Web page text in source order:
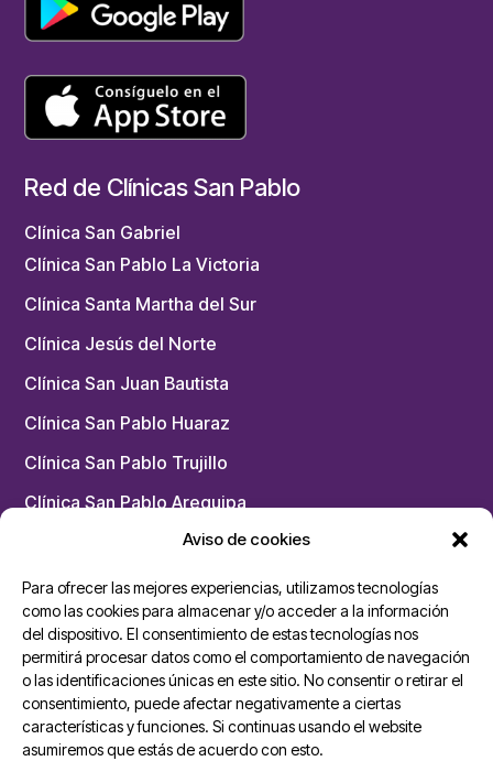
Aviso de cookies
Para ofrecer las mejores experiencias, utilizamos tecnologías
como las cookies para almacenar y/o acceder a la información
del dispositivo. El consentimiento de estas tecnologías nos
permitirá procesar datos como el comportamiento de navegación
o las identificaciones únicas en este sitio. No consentir o retirar el
consentimiento, puede afectar negativamente a ciertas
características y funciones. Si continuas usando el website
asumiremos que estás de acuerdo con esto.
Red de Clínicas San Pablo
Clínica San Gabriel
Clínica San Pablo La Victoria
Clínica Santa Martha del Sur
Clínica Jesús del Norte
Clínica San Juan Bautista
Clínica San Pablo Huaraz
Clínica San Pablo Trujillo
Clínica San Pablo Arequipa
Chacarilla – Medicina Física y Rehabilitación
Unidades San Pablo
Ambulancias Cardiomóvil
Dermoesthetik San Pablo
Medik Center San Pablo – Los Olivos